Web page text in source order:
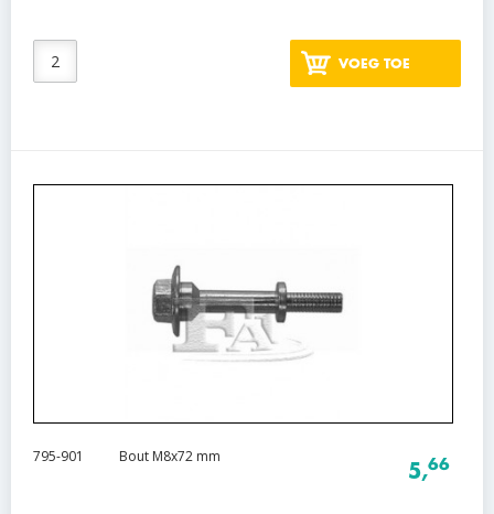
VOEG TOE
795-901 Bout M8x72 mm
5,66